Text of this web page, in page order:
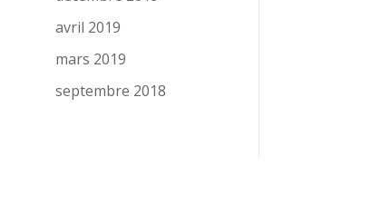
avril 2019
mars 2019
septembre 2018